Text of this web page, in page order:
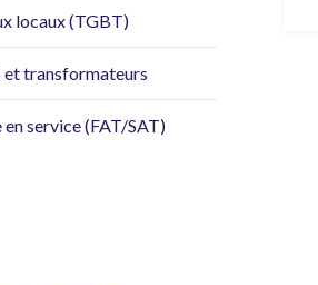
locaux (TGBT)
et transformateurs
service (FAT/SAT)